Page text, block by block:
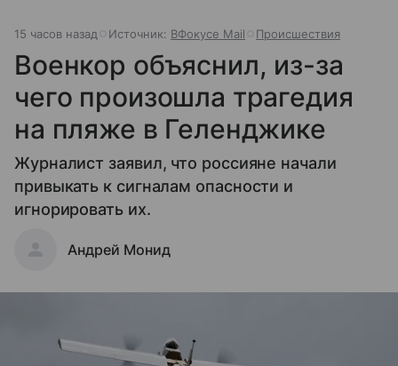
15 часов назад Источник: ВФокусе Mail Происшествия
Военкор объяснил, из-за
чего произошла трагедия
на пляже в Геленджике
Журналист заявил, что россияне начали
привыкать к сигналам опасности и
игнорировать их.
Андрей Монид